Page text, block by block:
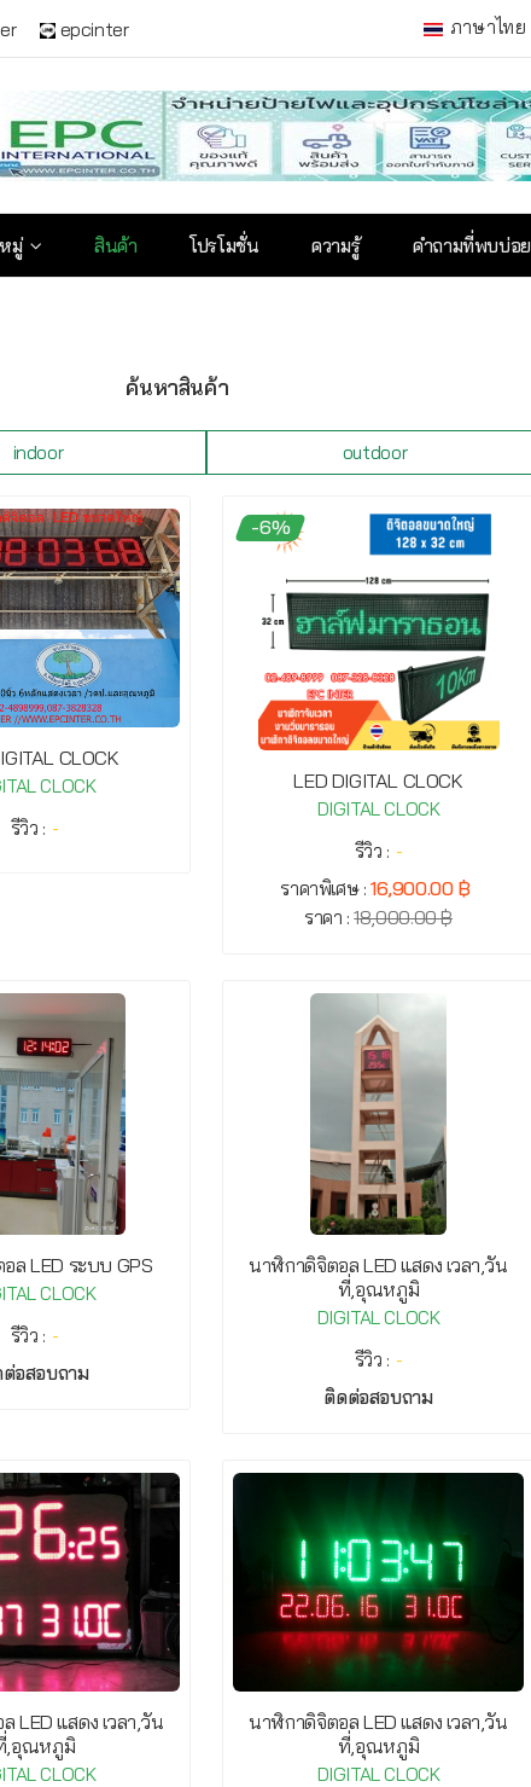
epcinter ภาษาไทย
มู่ สินค้า โปรโมชั่น ความรู้ คำถามที่พบบ่อย
ค้นหาสินค้า
indoor outdoor
CLOCK
CLOCK
รีวิว : -
-6%
LED DIGITAL CLOCK
DIGITAL CLOCK
รีวิว : -
ราคาพิเศษ : 16,900.00 ฿
ราคา :18,000.00 ฿
ล LED ระบบ GPS
CLOCK
รีวิว : -
อสอบถาม
นาฬิกาดิจิตอล LED แสดง เวลา,วัน
ที่,อุณหภูมิ
DIGITAL CLOCK
รีวิว : -
ติดต่อสอบถาม
LED แสดง เวลา,วัน
,อุณหภูมิ
CLOCK
นาฬิกาดิจิตอล LED แสดง เวลา,วัน
ที่,อุณหภูมิ
DIGITAL CLOCK